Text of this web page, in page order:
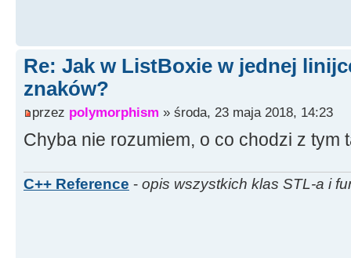
Re: Jak w ListBoxie w jednej
znaków?
przez polymorphism » środa, 23 maja 2018, 14:23
Chyba nie rozumiem, o co chodzi z tym
C++ Reference - opis wszystkich klas STL-a i